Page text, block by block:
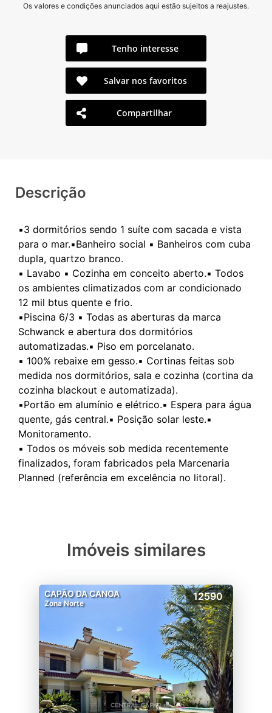
Os valores e condições anunciados aqui estão sujeitos a reajustes.
Tenho interesse
Salvar nos favoritos
Compartilhar
Descrição
▪️3 dormitórios sendo 1 suíte com sacada e vista
para o mar.▪️Banheiro social ▪️ Banheiros com cuba
dupla, quartzo branco.
▪️ Lavabo ▪️ Cozinha em conceito aberto.▪️ Todos
os ambientes climatizados com ar condicionado
12 mil btus quente e frio.
▪️Piscina 6/3 ▪️ Todas as aberturas da marca
Schwanck e abertura dos dormitórios
automatizadas.▪️ Piso em porcelanato.
▪️ 100% rebaixe em gesso.▪️ Cortinas feitas sob
medida nos dormitórios, sala e cozinha (cortina da
cozinha blackout e automatizada).
▪️Portão em alumínio e elétrico.▪️ Espera para água
quente, gás central.▪️ Posição solar leste.▪️
Monitoramento.
▪️ Todos os móveis sob medida recentemente
finalizados, foram fabricados pela Marcenaria
Imóveis similares
CAPÃO DA CANOA
Zona Norte
12590